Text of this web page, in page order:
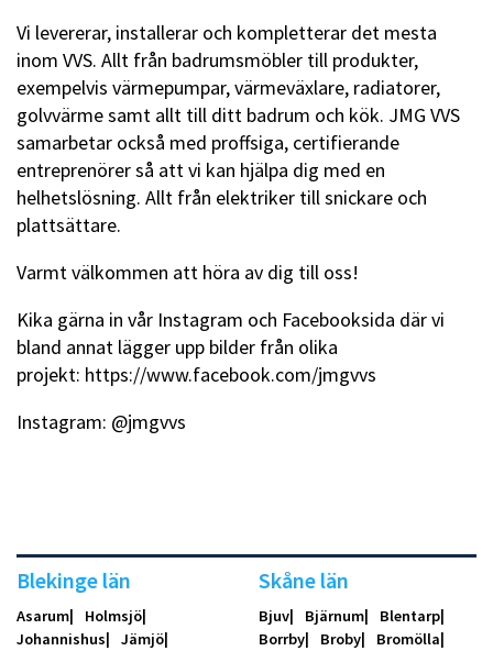
Vi levererar, installerar och kompletterar det mesta
inom VVS. Allt från badrumsmöbler till produkter,
exempelvis värmepumpar, värmeväxlare, radiatorer,
golvvärme samt allt till ditt badrum och kök. JMG VVS
samarbetar också med proffsiga, certifierande
entreprenörer så att vi kan hjälpa dig med en
helhetslösning. Allt från elektriker till snickare och
plattsättare.
Varmt välkommen att höra av dig till oss!
Kika gärna in vår Instagram och Facebooksida där vi
bland annat lägger upp bilder från olika
projekt: https://www.facebook.com/jmgvvs
Instagram: @jmgvvs
Blekinge län
Asarum
Holmsjö
Johannishus
Jämjö
Skåne län
Bjuv Bjärnum
Blentarp
Borrby
Broby
Bromölla